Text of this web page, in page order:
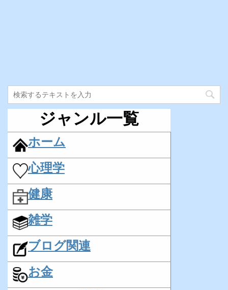
ジャンル一覧
ホーム
心理学
健康
雑学
ブログ関連
お金